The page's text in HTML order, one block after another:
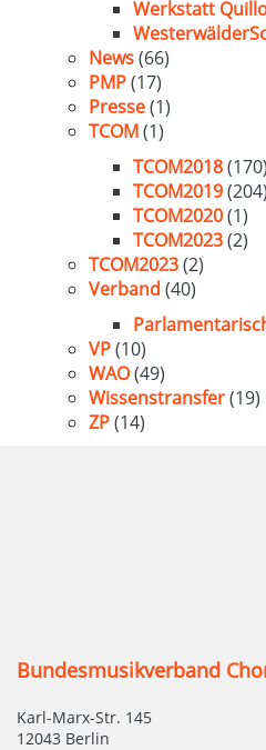
Werkstatt
News(66)
PMP(17)
Presse(1)
TCOM(1)
TCOM2018(170)
TCOM2019(204)
TCOM2020(1)
TCOM2023(2)
TCOM2023(2)
Verband (40)
VP(10)
WAO(49)
Wissenstransfer(19)
ZP(14)
Bundesmusikverband
Karl-Marx-Str. 145
12043 Berlin